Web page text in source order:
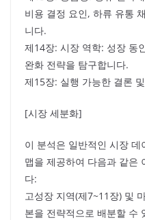
비용 결정 요인, 하류 유통
니다.
제14장: 시장 역학: 성장 동
완화 전략을 탐구합니다.
제15장: 실행 가능한 결론
[시장 세분화]
이 분석은 일반적인 시장
맵을 제공하여 다음과 같은
다:
고성장 지역(제7~11장) 및
본을 전략적으로 배분할 수